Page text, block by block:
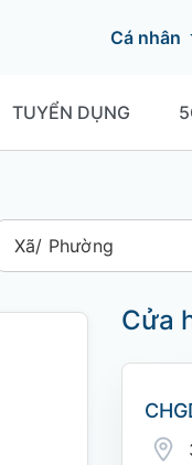
Cá nhân
TUYỂN DỤNG
Cửa